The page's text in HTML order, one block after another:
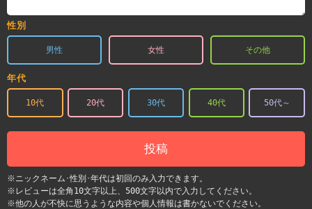
性別
男性 女性 その他
年代
10代 20代 30代 40代 50代～
投稿
※ニックネーム･性別･年代は初回のみ入力できます。
※レビューは全角10文字以上、500文字以内で入力してください。
※他の人が不快に思うような内容や個人情報は書かないでください。